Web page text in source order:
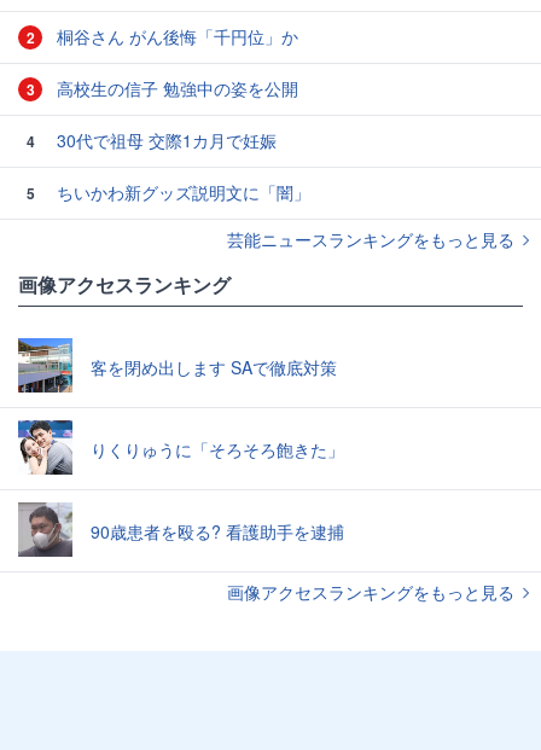
2 桐谷さん がん後悔「千円位」か
3 高校生の信子 勉強中の姿を公開
4 30代で祖母 交際1カ月で妊娠
5
ちいかわ新グッズ説明文に「闇」
芸能ニュースランキングをもっと見る
画像アクセスランキング
客を閉め出します SAで徹底対策
りくりゅうに「そろそろ飽きた」
90歳患者を殴る? 看護助手を逮捕
画像アクセスランキングをもっと見る